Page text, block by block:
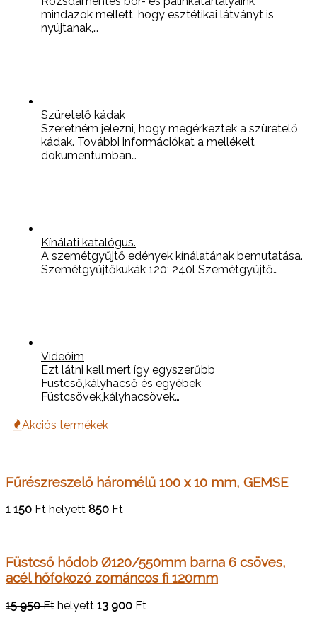
mindazok mellett, hogy esztétikai látványt is
nyújtanak,…
Szüretelő kádak
Szeretném jelezni, hogy megérkeztek a szüretelő
kádak. További információkat a mellékelt
dokumentumban…
Kínálati katalógus.
A szemétgyűjtő edények kínálatának bemutatása.
Szemétgyűjtőkukák 120; 240l Szemétgyűjtő…
Videóim
Ezt látni kell,mert így egyszerűbb
Füstcső,kályhacső és egyébek
Füstcsövek,kályhacsövek…
Akciós termékek
Fűrészreszelő háromélű 100 x 10 mm, GEMSE
1 150 Ft helyett 850 Ft
Füstcső hődob Ø120/550mm barna 6 csöves,
acél hőfokozó zománcos fi 120mm
15 950 Ft helyett 13 900 Ft